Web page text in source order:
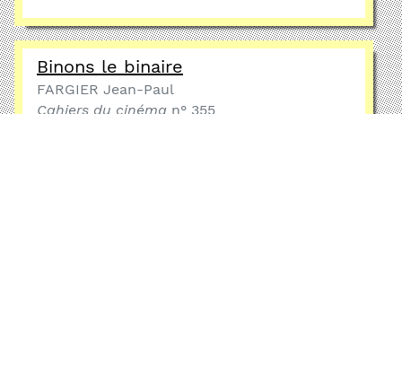
Binons le binaire
FARGIER Jean-Paul
Cahiers du cinéma n° 355